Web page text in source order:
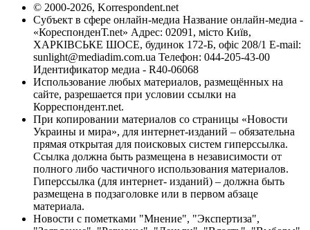
© 2000-2026, Korrespondent.net
Субъект в сфере онлайн-медиа Название онлайн-медиа -
«КореспонденТ.net» Адрес: 02091, місто Київ,
ХАРКІВСЬКЕ ШОСЕ, будинок 172-Б, офіс 208/1 E-mail:
sunlight@mediadim.com.ua Телефон: 044-205-43-00
Идентификатор медиа - R40-06068
Использование любых материалов, размещённых на
сайте, разрешается при условии ссылки на
Корреспондент.net.
При копировании материалов со страницы «Новости
Украины и мира», для интернет-изданий – обязательна
прямая открытая для поисковых систем гиперссылка.
Ссылка должна быть размещена в независимости от
полного либо частичного использования материалов.
Гиперссылка (для интернет- изданий) – должна быть
размещена в подзаголовке или в первом абзаце
материала.
Новости с пометками "Мнение", "Экспертиза",